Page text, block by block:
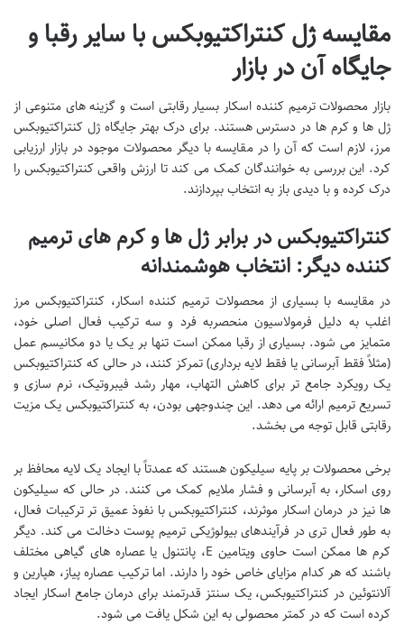
مقایسه ژل کنتراکتیوبکس با سایر رقبا و
جایگاه آن در بازار
بازار محصولات ترمیم کننده اسکار بسیار رقابتی است و گزینه های متنوعی از
ژل ها و کرم ها در دسترس هستند. برای درک بهتر جایگاه ژل کنتراکتیوبکس
مرز، لازم است که آن را در مقایسه با دیگر محصولات موجود در بازار ارزیابی
کرد. این بررسی به خوانندگان کمک می کند تا ارزش واقعی کنتراکتیوبکس را
درک کرده و با دیدی باز به انتخاب بپردازند.
کنتراکتیوبکس در برابر ژل ها و کرم های ترمیم
کننده دیگر: انتخاب هوشمندانه
در مقایسه با بسیاری از محصولات ترمیم کننده اسکار، کنتراکتیوبکس مرز
اغلب به دلیل فرمولاسیون منحصربه فرد و سه ترکیب فعال اصلی خود،
متمایز می شود. بسیاری از رقبا ممکن است تنها بر یک یا دو مکانیسم عمل
(مثلاً فقط آبرسانی یا فقط لایه برداری) تمرکز کنند، در حالی که کنتراکتیوبکس
یک رویکرد جامع تر برای کاهش التهاب، مهار رشد فیبروتیک، نرم سازی و
تسریع ترمیم ارائه می دهد. این چندوجهی بودن، به کنتراکتیوبکس یک مزیت
رقابتی قابل توجه می بخشد.
برخی محصولات بر پایه سیلیکون هستند که عمدتاً با ایجاد یک لایه محافظ بر
روی اسکار، به آبرسانی و فشار ملایم کمک می کنند. در حالی که سیلیکون
ها نیز در درمان اسکار موثرند، کنتراکتیوبکس با نفوذ عمیق تر ترکیبات فعال،
به طور فعال تری در فرآیندهای بیولوژیکی ترمیم پوست دخالت می کند. دیگر
کرم ها ممکن است حاوی ویتامین E، پانتنول یا عصاره های گیاهی مختلف
باشند که هر کدام مزایای خاص خود را دارند. اما ترکیب عصاره پیاز، هپارین و
آلانتوئین در کنتراکتیوبکس، یک سنتز قدرتمند برای درمان جامع اسکار ایجاد
کرده است که در کمتر محصولی به این شکل یافت می شود.